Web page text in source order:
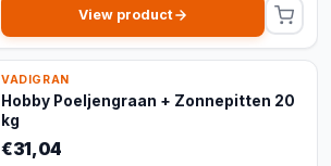
View product
VADIGRAN
Hobby Poeljengraan + Zonnepitten 20
kg
€31,04